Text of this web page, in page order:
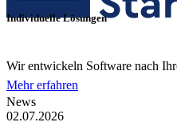
Individuelle Lösungen
Wir entwickeln Software nach
Mehr erfahren
News
02.07.2026